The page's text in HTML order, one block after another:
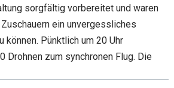
sorgfältig vorbereitet und waren
ein unvergessliches
können. Pünktlich um 20 Uhr
Drohnen zum synchronen Flug. Die